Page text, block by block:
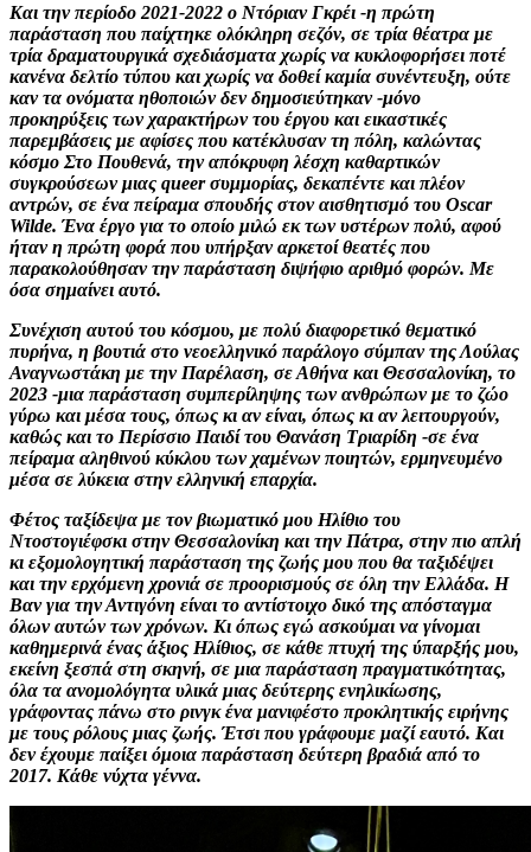
Και την περίοδο 2021-2022 ο Ντόριαν Γκρέι -η πρώτη
παράσταση που παίχτηκε ολόκληρη σεζόν, σε τρία θέατρα με
τρία δραματουργικά σχεδιάσματα χωρίς να κυκλοφορήσει ποτέ
κανένα δελτίο τύπου και χωρίς να δοθεί καμία συνέντευξη, ούτε
καν τα ονόματα ηθοποιών δεν δημοσιεύτηκαν -μόνο
προκηρύξεις των χαρακτήρων του έργου και εικαστικές
παρεμβάσεις με αφίσες που κατέκλυσαν τη πόλη, καλώντας
κόσμο Στο Πουθενά, την απόκρυφη λέσχη καθαρτικών
συγκρούσεων μιας queer συμμορίας, δεκαπέντε και πλέον
αντρών, σε ένα πείραμα σπουδής στον αισθητισμό του Oscar
Wilde. Ένα έργο για το οποίο μιλώ εκ των υστέρων πολύ, αφού
ήταν η πρώτη φορά που υπήρξαν αρκετοί θεατές που
παρακολούθησαν την παράσταση διψήφιο αριθμό φορών. Με
όσα σημαίνει αυτό.
Συνέχιση αυτού του κόσμου, με πολύ διαφορετικό θεματικό
πυρήνα, η βουτιά στο νεοελληνικό παράλογο σύμπαν της Λούλας
Αναγνωστάκη με την Παρέλαση, σε Αθήνα και Θεσσαλονίκη, το
2023 -μια παράσταση συμπερίληψης των ανθρώπων με το ζώο
γύρω και μέσα τους, όπως κι αν είναι, όπως κι αν λειτουργούν,
καθώς και το Περίσσιο Παιδί του Θανάση Τριαρίδη -σε ένα
πείραμα αληθινού κύκλου των χαμένων ποιητών, ερμηνευμένο
μέσα σε λύκεια στην ελληνική επαρχία.
Φέτος ταξίδεψα με τον βιωματικό μου Ηλίθιο του
Ντοστογιέφσκι στην Θεσσαλονίκη και την Πάτρα, στην πιο απλή
κι εξομολογητική παράσταση της ζωής μου που θα ταξιδέψει
και την ερχόμενη χρονιά σε προορισμούς σε όλη την Ελλάδα. Η
Βαν για την Αντιγόνη είναι το αντίστοιχο δικό της απόσταγμα
όλων αυτών των χρόνων. Κι όπως εγώ ασκούμαι να γίνομαι
καθημερινά ένας άξιος Ηλίθιος, σε κάθε πτυχή της ύπαρξής μου,
εκείνη ξεσπά στη σκηνή, σε μια παράσταση πραγματικότητας,
όλα τα ανομολόγητα υλικά μιας δεύτερης ενηλικίωσης,
γράφοντας πάνω στο ρινγκ ένα μανιφέστο προκλητικής ειρήνης
με τους ρόλους μιας ζωής. Έτσι που γράφουμε μαζί εαυτό. Και
δεν έχουμε παίξει όμοια παράσταση δεύτερη βραδιά από το
2017. Κάθε νύχτα γέννα.